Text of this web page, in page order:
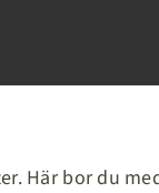
Här bor du